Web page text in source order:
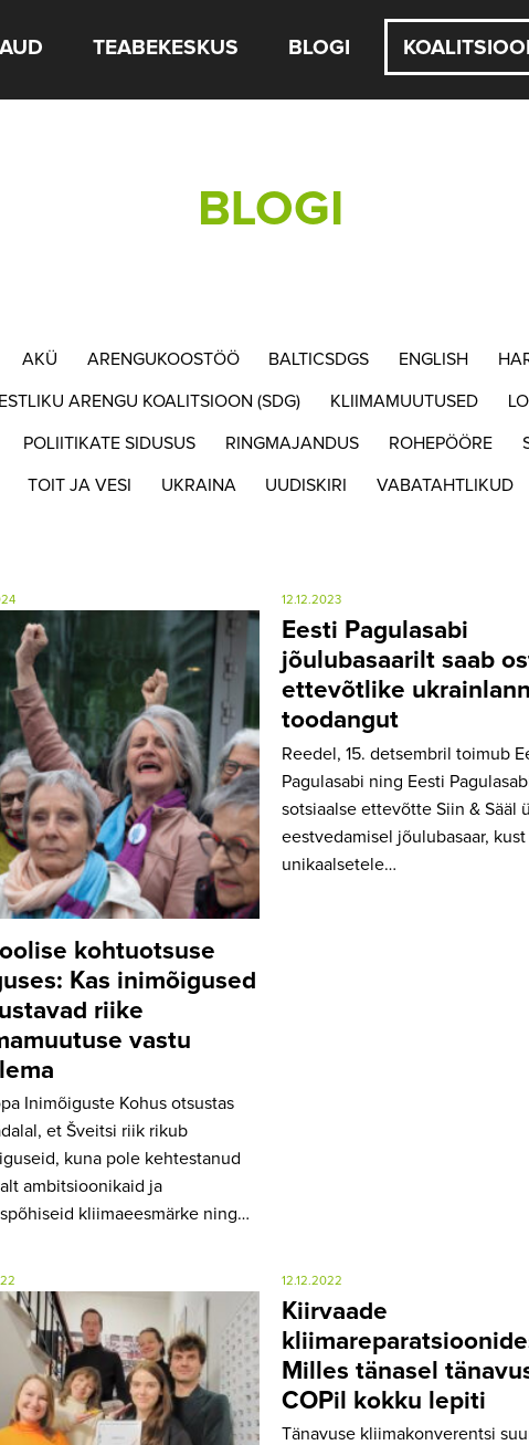
TEABEKESKUS BLOGI
BLOGI
AKÜ ARENGUKOOSTÖÖ BALTICSDGS ENGLISH
ARENGU KOALITSIOON (SDG) KLIIMAMUUTUSED
POLIITIKATE SIDUSUS RINGMAJANDUS ROHEPÖÖRE
TOIT JA VESI UKRAINA UUDISKIRI VABATAHTLIKUD
kohtuotsuse
Kas inimõigused
riike
vastu
Inimõiguste Kohus otsustas
et Šveitsi riik rikub
kuna pole kehtestanud
ambitsioonikaid ja
kliimaeesmärke ning…
12.12.2023
Eesti Pagulasabi
jõulubasaarilt saab
ettevõtlike
toodangut
Reedel, 15. detsembril toimub
Pagulasabi ning Eesti
sotsiaalse ettevõtte Siin & Sääl
eestvedamisel jõulubasaar, kust
unikaalsetele…
12.12.2022
Kiirvaade
Milles tänasel
COPil kokku lepiti
Tänavuse kliimakonverentsi